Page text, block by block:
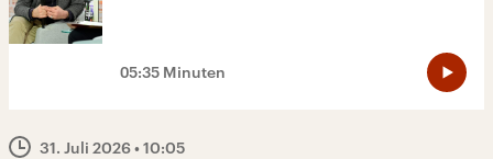
05:35 Minuten
31. Juli 2026• 10:05